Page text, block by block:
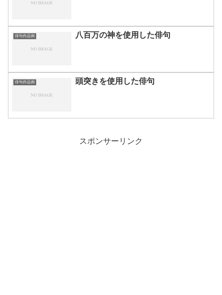
俳句作品例 八百万の神を使用した俳句
俳句作品例 頭突きを使用した俳句
スポンサーリンク